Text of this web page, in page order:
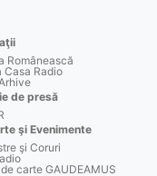
Românească
Casa Radio
de presă
şi Evenimente
şi Coruri
carte GAUDEAMUS